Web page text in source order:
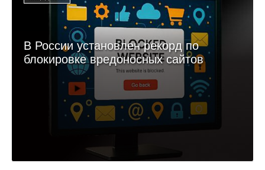
В России установлен рекорд по
блокировке вредоносных сайтов